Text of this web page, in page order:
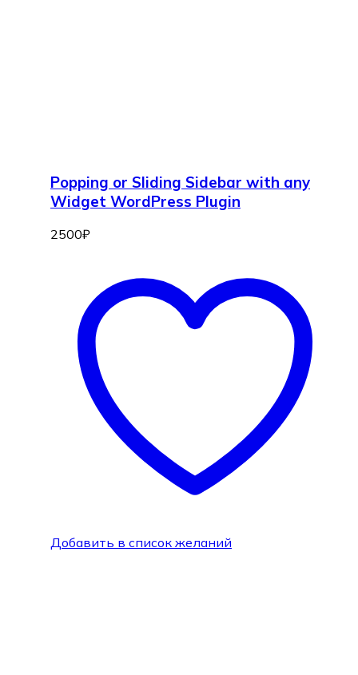
Popping or Sliding Sidebar with any
Widget WordPress Plugin
2500₽
Добавить в список желаний